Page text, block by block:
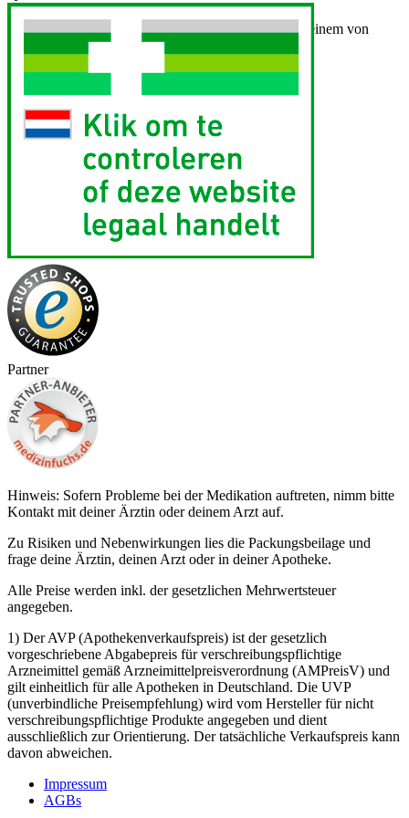
Für die Information an dieser Stelle werden vor allem
Nebenwirkungen berücksichtigt, die bei mindestens einem von
1.000 behandelten Patienten auftreten.
Partner
Hinweis: Sofern Probleme bei der Medikation auftreten, nimm bitte
Kontakt mit deiner Ärztin oder deinem Arzt auf.
Zu Risiken und Nebenwirkungen lies die Packungsbeilage und
frage deine Ärztin, deinen Arzt oder in deiner Apotheke.
Alle Preise werden inkl. der gesetzlichen Mehrwertsteuer
angegeben.
1) Der AVP (Apothekenverkaufspreis) ist der gesetzlich
vorgeschriebene Abgabepreis für verschreibungspflichtige
Arzneimittel gemäß Arzneimittelpreisverordnung (AMPreisV) und
gilt einheitlich für alle Apotheken in Deutschland. Die UVP
(unverbindliche Preisempfehlung) wird vom Hersteller für nicht
verschreibungspflichtige Produkte angegeben und dient
ausschließlich zur Orientierung. Der tatsächliche Verkaufspreis kann
davon abweichen.
Impressum
AGBs